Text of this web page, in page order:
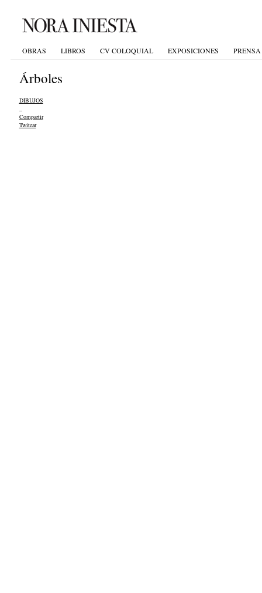
OBRAS LIBROS CV COLOQUIAL EXPOSICIONES PRENSA
Árboles
DIBUJOS
Compartir
Twitear